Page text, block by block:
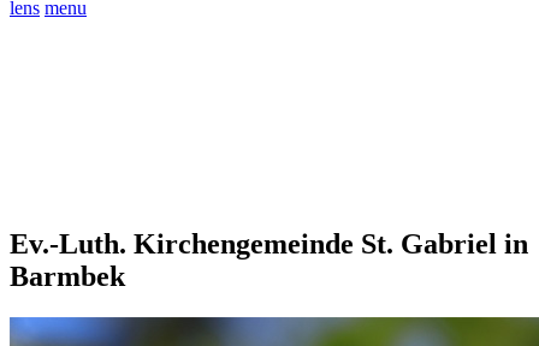
lens menu
Ev.-Luth. Kirchengemeinde St. Gabriel in
Barmbek